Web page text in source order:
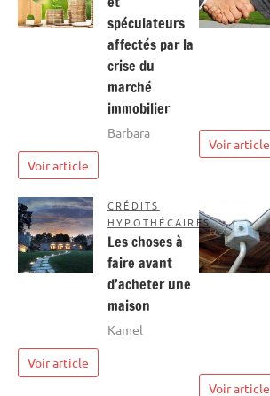
spéculateurs
affectés par la
crise du
marché
immobilier
Barbara
Voir article
Voir article
CRÉDITS
HYPOTHÉCAIRES
Les choses à
faire avant
d’acheter une
maison
Kamel
Voir article
Voir article